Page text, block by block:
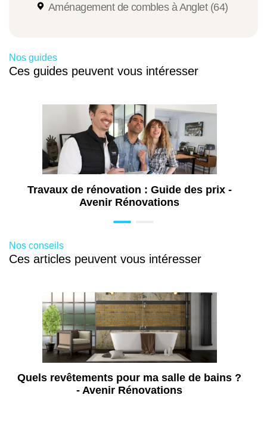
Aménagement de combles à Anglet (64)
Nos guides
Ces guides peuvent vous intéresser
Travaux de rénovation : Guide des prix -
Avenir Rénovations
Nos conseils
Ces articles peuvent vous intéresser
Quels revêtements pour ma salle de bains ?
- Avenir Rénovations